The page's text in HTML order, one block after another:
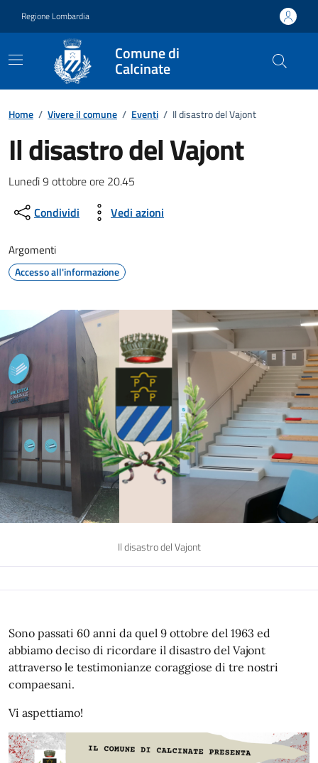
Regione Lombardia
Comune di
Calcinate
Home / Vivere il comune / Eventi / Il disastro del Vajont
Il disastro del Vajont
Dettagli della notizia
Lunedì 9 ottobre ore 20.45
Condividi
Vedi azioni
Argomenti
Accesso all'informazione
Il disastro del Vajont
Sono passati 60 anni da quel 9 ottobre del 1963 ed
abbiamo deciso di ricordare il disastro del Vajont
attraverso le testimonianze coraggiose di tre nostri
compaesani.
Vi aspettiamo!